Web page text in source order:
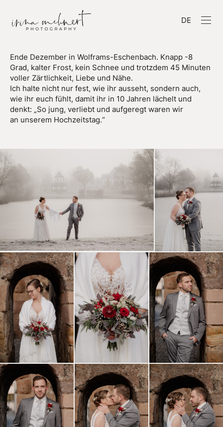
DE
Ende Dezember in Wolframs-Eschenbach. Knapp -8
Grad, kalter Frost, kein Schnee und trotzdem 45 Minuten
voller Zärtlichkeit, Liebe und Nähe.
Ich halte nicht nur fest, wie ihr ausseht, sondern auch,
wie ihr euch fühlt, damit ihr in 10 Jahren lächelt und
denkt: „So jung, verliebt und aufgeregt waren wir
an unserem Hochzeitstag.“